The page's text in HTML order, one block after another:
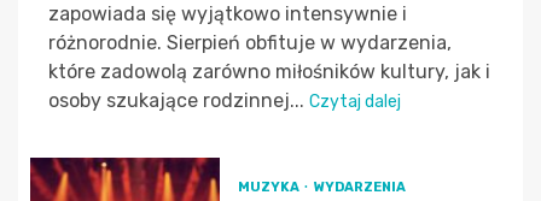
zapowiada się wyjątkowo intensywnie i
różnorodnie. Sierpień obfituje w wydarzenia,
które zadowolą zarówno miłośników kultury, jak i
osoby szukające rodzinnej... Czytaj dalej
MUZYKA WYDARZENIA